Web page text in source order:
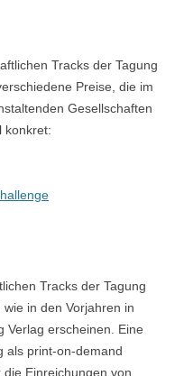
Tracks der Tagung
Preise, die im
Gesellschaften
konkret:
Tracks der Tagung
wie in den Vorjahren in
Verlag erscheinen. Eine
als print-on-demand
Einreichungen von